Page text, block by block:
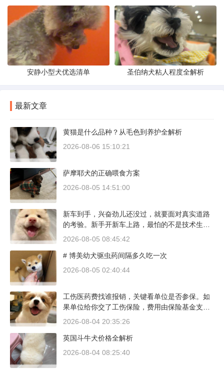
安静小型犬优选清单 圣伯纳犬粘人程度全解析
最新文章
黄猫是什么品种？从毛色到养护全解析
2026-08-06 15:10:21
萨摩耶犬的正确喂食方案
2026-08-05 14:51:00
新车到手，兴奋劲儿还没过，就要面对真实道路
的考验。新手开新车上路，最怕的不是技术生
疏，而是对车况和路况的双重陌生。磨合期内，
不超过100公里，这不是老司机的保守，而是活
塞和气缸壁需要时间完成精细贴合。多数车型说
2026-08-05 08:45:42
# 博美幼犬驱虫药间隔多久吃一次
2026-08-05 02:40:44
工伤医药费找谁报销，关键看单位是否参保。如
果单位给你交了工伤保险，费用由保险基金支
付；要是单位没参保，那就由单位自己掏钱。很
又推给医保，两边扯皮耽误治疗。这篇就把这事
讲清楚。
2026-08-04 20:35:26
英国斗牛犬价格全解析
2026-08-04 08:25:40